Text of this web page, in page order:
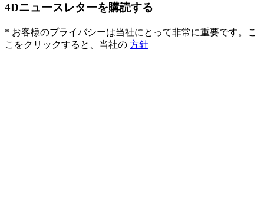
4Dニュースレターを購読する
* お客様のプライバシーは当社にとって非常に重要です。こ
こをクリックすると、当社の 方針